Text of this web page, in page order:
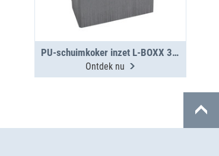
PU-schuimkoker inzet L-BOXX 374 G
Ontdek nu